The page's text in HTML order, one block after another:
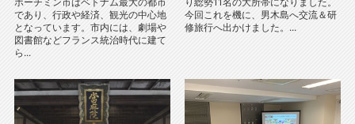
であり、行政や経済、観光の中心地
となっています。市内には、劇場や
図書館などフランス統治時代に建て
ら...
今回これを機に、男木島へ交流＆研
修旅行へ出かけました。...